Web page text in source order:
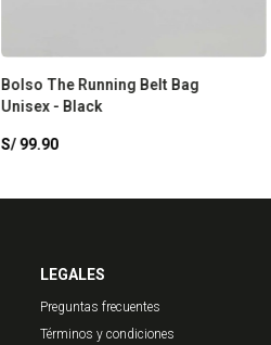
Bolso The Running Belt Bag
Unisex - Black
S/ 99.90
LEGALES
Preguntas frecuentes
Términos y condiciones